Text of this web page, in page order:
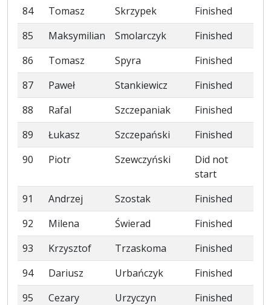
84
Tomasz Skrzypek
Finished
85
Maksymilian Smolarczyk
Finished
86
Tomasz Spyra
Finished
87
Paweł Stankiewicz
Finished
88
Rafal Szczepaniak
Finished
89
Łukasz Szczepański
Finished
90
Piotr Szewczyński
Did not
start
91
Andrzej Szostak
Finished
92
Milena Świerad
Finished
93
Krzysztof Trzaskoma
Finished
94
Dariusz Urbańczyk
Finished
95
Cezary Urzyczyn
Finished